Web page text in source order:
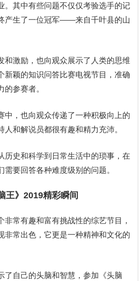
。其中有些问题不仅仅考验选手的记
产生了一位冠军——来自千叶县的山
和激励，也向观众展示了人类的思维
新颖的知识问答比赛电视节目，准确
的参赛者。
中，也向观众传递了一种积极向上的
人和解说员都很有趣和精力充沛。
历史和科学到日常生活中的琐事，在
需要回答各种难度级别的问题。
王》2019精彩瞬间
非常有趣和富有挑战性的综艺节目，
非常出色，它更是一种精神和文化的
了自己的头脑和智慧，参加《头脑